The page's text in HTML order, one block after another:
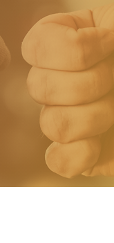
wagens
zijn we?